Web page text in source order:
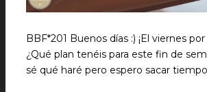
BBF*201 Buenos días :) ¡El viernes
¿Qué plan tenéis para este fin de
sé qué haré pero espero sacar